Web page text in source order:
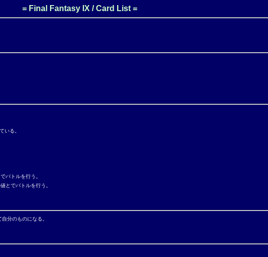
= Final Fantasy IX / Card List =
いる。
バトルを行う。
とでバトルを行う。
分のものになる。